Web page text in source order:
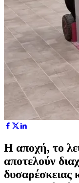
Η αποχή, το
αποτελούν
δυσαρέσκειας